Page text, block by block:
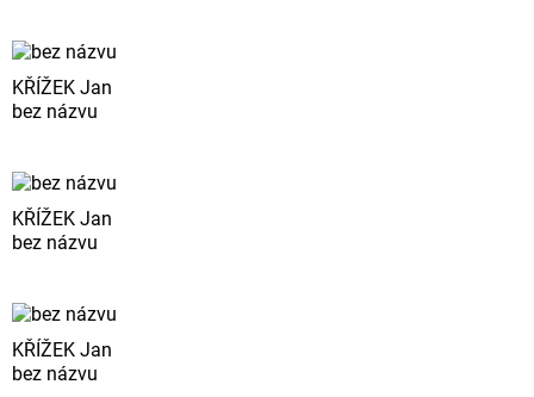
KŘÍŽEK Jan
bez názvu
KŘÍŽEK Jan
bez názvu
KŘÍŽEK Jan
bez názvu